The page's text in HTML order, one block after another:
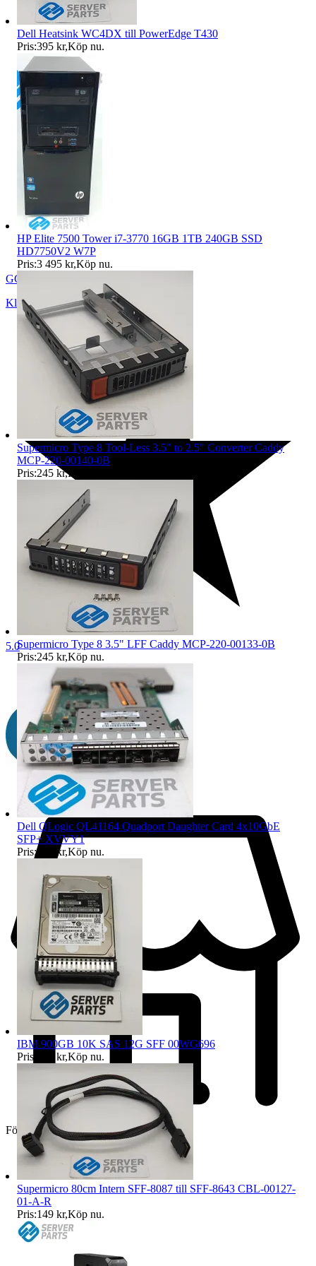
GG-ServerParts
Klavreström,Sverige
5.0
Företag
Dell Heatsink WC4DX till PowerEdge T430
Pris:395 kr,Köp nu.
HP Elite 7500 Tower i7-3770 16GB 1TB 240GB SSD
HD7750V2 W7P
Pris:3 495 kr,Köp nu.
Supermicro Type 8 Tool-Less 3.5" to 2.5" Converter Caddy
MCP-220-00140-0B
Pris:245 kr,Köp nu
Supermicro Type 8 3.5" LFF Caddy MCP-220-00133-0B
Pris:245 kr,Köp nu.
Dell QLogic QL41164 Quadport Daughter Card 4x10GbE
SFP+ XVVY1
Pris:995 kr,Köp nu.
IBM 900GB 10K SAS 12G SFF 00WG696
Pris:
995 kr,Köp nu.
Supermicro 80cm Intern SFF-8087 till SFF-8643 CBL-00127-
01-A-R
Pris:149 kr,Köp nu.